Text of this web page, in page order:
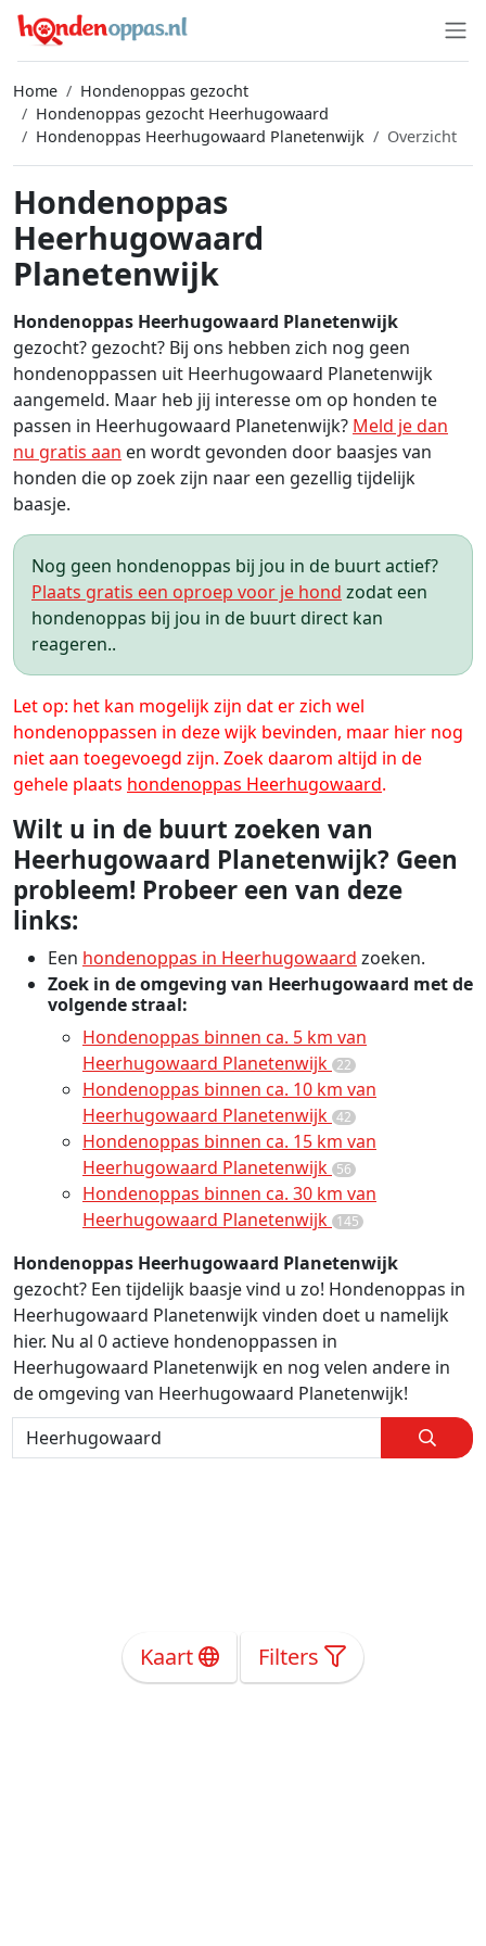
Home
Hondenoppas gezocht
Hondenoppas gezocht Heerhugowaard
Hondenoppas Heerhugowaard Planetenwijk
Overzicht
Hondenoppas
Heerhugowaard
Planetenwijk
Hondenoppas Heerhugowaard Planetenwijk
gezocht? gezocht? Bij ons hebben zich nog geen
hondenoppassen uit Heerhugowaard Planetenwijk
aangemeld. Maar heb jij interesse om op honden te
passen in Heerhugowaard Planetenwijk? Meld je dan
nu gratis aan en wordt gevonden door baasjes van
honden die op zoek zijn naar een gezellig tijdelijk
baasje.
Nog geen hondenoppas bij jou in de buurt actief?
Plaats gratis een oproep voor je hond zodat een
hondenoppas bij jou in de buurt direct kan
reageren..
Let op: het kan mogelijk zijn dat er zich wel
hondenoppassen in deze wijk bevinden, maar hier nog
niet aan toegevoegd zijn. Zoek daarom altijd in de
gehele plaats hondenoppas Heerhugowaard.
Wilt u in de buurt zoeken van
Heerhugowaard Planetenwijk? Geen
probleem! Probeer een van deze
links:
Een hondenoppas in Heerhugowaard zoeken.
Zoek in de omgeving van Heerhugowaard met de
volgende straal:
Hondenoppas binnen ca. 5 km van
Heerhugowaard Planetenwijk 22
Hondenoppas binnen ca. 10 km van
Heerhugowaard Planetenwijk 42
Hondenoppas binnen ca. 15 km van
Heerhugowaard Planetenwijk 56
Hondenoppas binnen ca. 30 km van
Heerhugowaard Planetenwijk 145
Hondenoppas Heerhugowaard Planetenwijk
gezocht? Een tijdelijk baasje vind u zo! Hondenoppas in
Heerhugowaard Planetenwijk vinden doet u namelijk
hier. Nu al 0 actieve hondenoppassen in
Heerhugowaard Planetenwijk en nog velen andere in
de omgeving van Heerhugowaard Planetenwijk!
Kaart Filters